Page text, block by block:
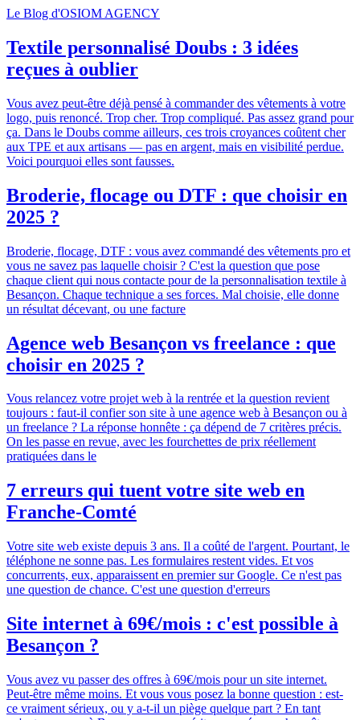
Le Blog d'OSIOM AGENCY
Textile personnalisé Doubs : 3 idées
reçues à oublier
Vous avez peut-être déjà pensé à commander des vêtements à votre
logo, puis renoncé. Trop cher. Trop compliqué. Pas assez grand pour
ça. Dans le Doubs comme ailleurs, ces trois croyances coûtent cher
aux TPE et aux artisans — pas en argent, mais en visibilité perdue.
Voici pourquoi elles sont fausses.
Broderie, flocage ou DTF : que choisir en
2025 ?
Broderie, flocage, DTF : vous avez commandé des vêtements pro et
vous ne savez pas laquelle choisir ? C'est la question que pose
chaque client qui nous contacte pour de la personnalisation textile à
Besançon. Chaque technique a ses forces. Mal choisie, elle donne
un résultat décevant, ou une facture
Agence web Besançon vs freelance : que
choisir en 2025 ?
Vous relancez votre projet web à la rentrée et la question revient
toujours : faut-il confier son site à une agence web à Besançon ou à
un freelance ? La réponse honnête : ça dépend de 7 critères précis.
On les passe en revue, avec les fourchettes de prix réellement
pratiquées dans le
7 erreurs qui tuent votre site web en
Franche-Comté
Votre site web existe depuis 3 ans. Il a coûté de l'argent. Pourtant, le
téléphone ne sonne pas. Les formulaires restent vides. Et vos
concurrents, eux, apparaissent en premier sur Google. Ce n'est pas
une question de chance. C'est une question d'erreurs
Site internet à 69€/mois : c'est possible à
Besançon ?
Vous avez vu passer des offres à 69€/mois pour un site internet.
Peut-être même moins. Et vous vous posez la bonne question : est-
ce vraiment sérieux, ou y a-t-il un piège quelque part ? En tant